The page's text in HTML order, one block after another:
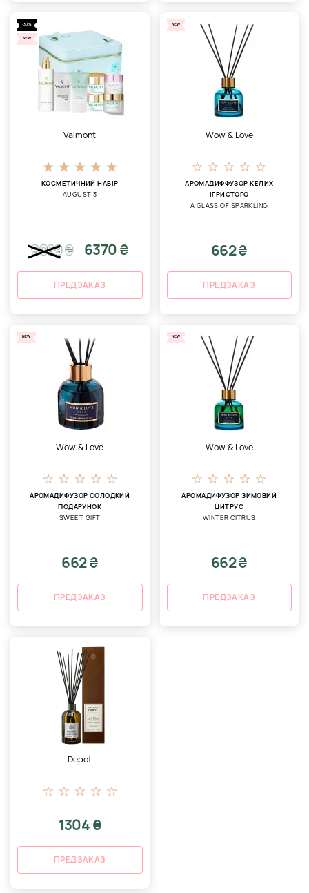
-30%
NEW
Valmont
КОСМЕТИЧНИЙ НАБІР
AUGUST 3
9099₴ 6370 ₴
ПРЕДЗАКАЗ
NEW
Wow & Love
АРОМАДИФФУЗОР КЕЛИХ
ІГРИСТОГО
A GLASS OF SPARKLING
662 ₴
ПРЕДЗАКАЗ
NEW
Wow & Love
АРОМАДИФУЗОР СОЛОДКИЙ
ПОДАРУНОК
SWEET GIFT
662 ₴
ПРЕДЗАКАЗ
NEW
Wow & Love
АРОМАДИФУЗОР ЗИМОВИЙ
ЦИТРУС
WINTER CITRUS
662 ₴
ПРЕДЗАКАЗ
Depot
1304 ₴
ПРЕДЗАКАЗ